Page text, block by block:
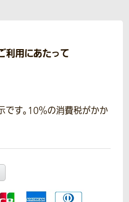
利用にあたって
です。10％の消費税がかか